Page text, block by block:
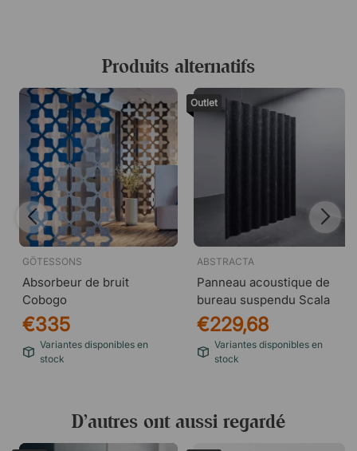
Produits alternatifs
GÖTESSONS
Absorbeur de bruit
Cobogo
€335
Variantes disponibles en
stock
Outlet
ABSTRACTA
Panneau acoustique de
bureau suspendu Scala
€229,68
Variantes disponibles en
stock
D’autres ont aussi regardé